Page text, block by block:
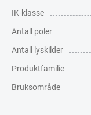
IK-klasse
Antall poler
Antall lyskilder
Produktfamilie
Bruksområde